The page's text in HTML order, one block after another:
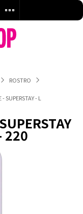
ROSTRO
- SUPERSTAY - LUMI MATTE - 220
220